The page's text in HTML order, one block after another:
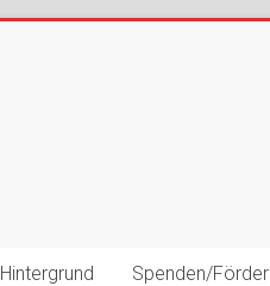
Hintergrund Spenden/